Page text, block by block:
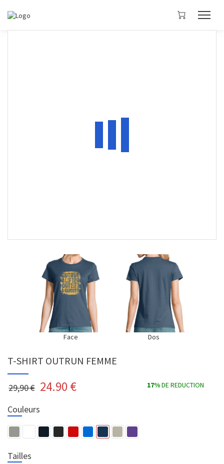
Face Dos
T-SHIRT OUTRUN FEMME
29,90 € 24.90 € 17%DE REDUCTION
Couleurs
Tailles